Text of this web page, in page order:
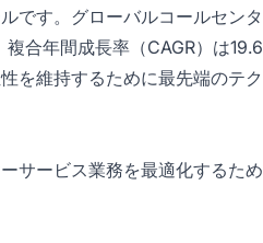
です。グローバルコールセン
合年間成長率（CAGR）は
を維持するために最先端のテ
サービス業務を最適化するた